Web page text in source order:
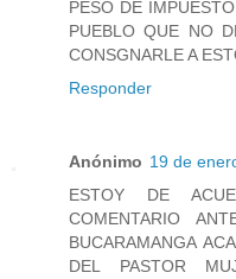
PESO DE
PUEBLO QUE NO
CONSGNARLE A
Responder
Anónimo 19 de
ESTOY DE
COMENTARIO
BUCARAMANGA
DEL PASTOR